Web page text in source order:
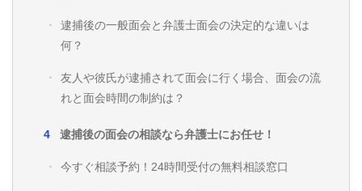
逮捕後の一般面会と弁護士面会の決定的な違いは
何？
友人や彼氏が逮捕されて面会に行く場合、面会の流
れと面会時間の制約は？
逮捕後の面会の相談なら弁護士にお任せ！
今すぐ相談予約！24時間受付の無料相談窓口